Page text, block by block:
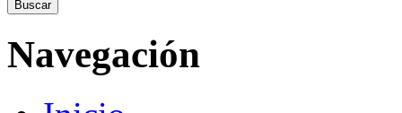
Navegación